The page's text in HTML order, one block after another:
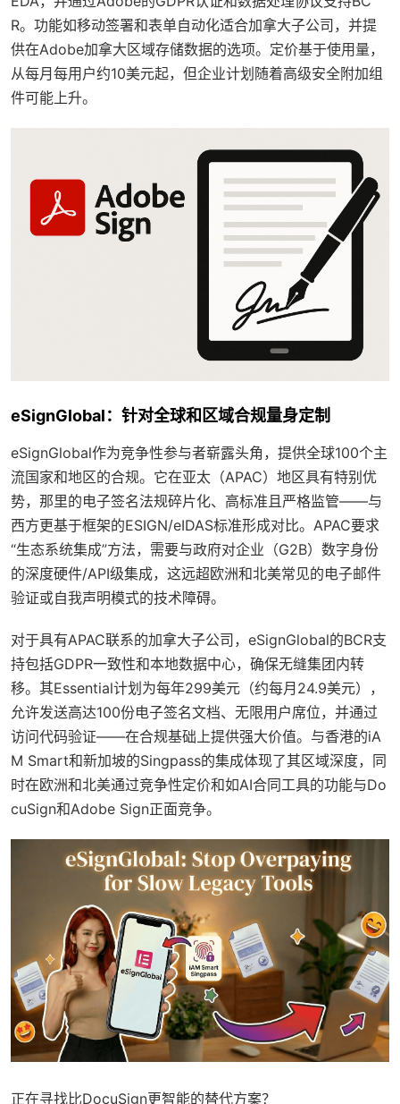
R。功能如移动签署和表单自动化适合加拿大子公司，并提
供在Adobe加拿大区域存储数据的选项。定价基于使用量，
从每月每用户约10美元起，但企业计划随着高级安全附加组
件可能上升。
eSignGlobal：针对全球和区域合规量身定制
eSignGlobal作为竞争性参与者崭露头角，提供全球100个主
流国家和地区的合规。它在亚太（APAC）地区具有特别优
势，那里的电子签名法规碎片化、高标准且严格监管——与
西方更基于框架的ESIGN/eIDAS标准形成对比。APAC要求
“生态系统集成”方法，需要与政府对企业（G2B）数字身份
的深度硬件/API级集成，这远超欧洲和北美常见的电子邮件
验证或自我声明模式的技术障碍。
对于具有APAC联系的加拿大子公司，eSignGlobal的BCR支
持包括GDPR一致性和本地数据中心，确保无缝集团内转
移。其Essential计划为每年299美元（约每月24.9美元），
允许发送高达100份电子签名文档、无限用户席位，并通过
访问代码验证——在合规基础上提供强大价值。与香港的iA
M Smart和新加坡的Singpass的集成体现了其区域深度，同
时在欧洲和北美通过竞争性定价和如AI合同工具的功能与Do
cuSign和Adobe Sign正面竞争。
正在寻找比DocuSign更智能的替代方案？